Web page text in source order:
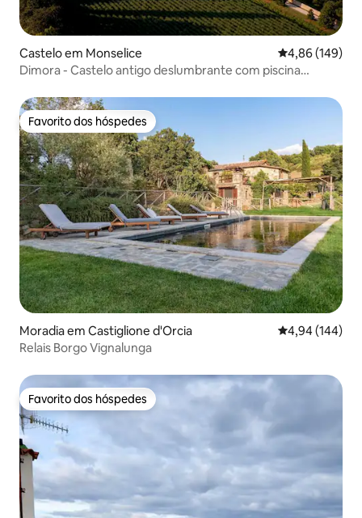
Castelo em Monselice Classificação
4,86 (149)
Dimora - Castelo antigo deslumbrante com piscina
Favorito dos hóspedes
Favorito dos hóspedes
Moradia em Castiglione d'Orcia Classificação
4,94 (144)
Relais Borgo Vignalunga
Favorito dos hóspedes
Favorito dos hóspedes